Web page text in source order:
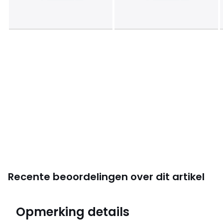
Recente beoordelingen over dit artikel
4,7
Opmerking details